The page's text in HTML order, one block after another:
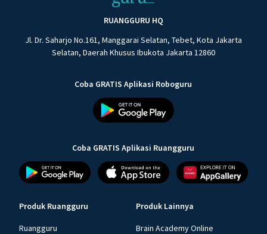
RUANGGURU HQ
Jl. Dr. Saharjo No.161, Manggarai Selatan, Tebet, Kota Jakarta
Selatan, Daerah Khusus Ibukota Jakarta 12860
Coba GRATIS Aplikasi Roboguru
Coba GRATIS Aplikasi Ruangguru
Produk Ruangguru
Ruangguru
Produk Lainnya
Brain Academy Online